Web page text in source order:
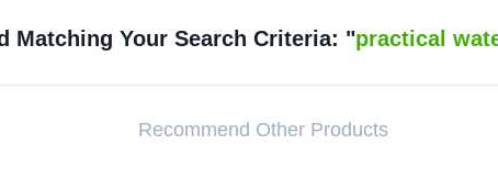
Matching Your Search Criteria: "practical
Recommend Other Products